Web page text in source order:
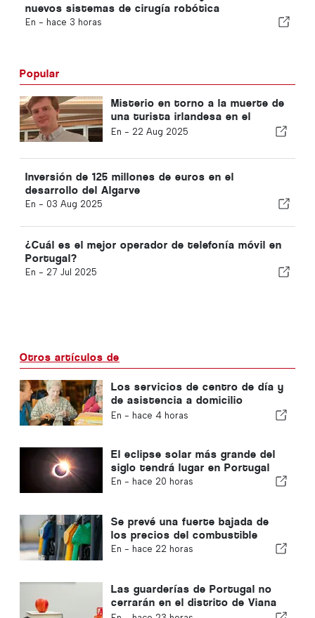
nuevos sistemas de cirugía robótica
En - hace 3 horas
Popular
Misterio en torno a la muerte de
una turista irlandesa en el
Algarve
En - 22 Aug 2025
Inversión de 125 millones de euros en el
desarrollo del Algarve
En - 03 Aug 2025
¿Cuál es el mejor operador de telefonía móvil en
Portugal?
En - 27 Jul 2025
Otros artículos de
Los servicios de centro de día y
de asistencia a domicilio
volverán al municipio de Portugal
En - hace 4 horas
El eclipse solar más grande del
siglo tendrá lugar en Portugal
En - hace 20 horas
Se prevé una fuerte bajada de
los precios del combustible
En - hace 22 horas
Las guarderías de Portugal no
cerrarán en el distrito de Viana